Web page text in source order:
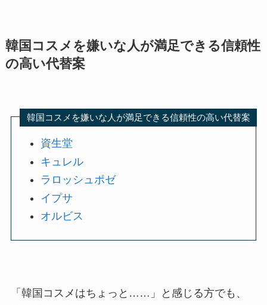
韓国コスメを嫌いな人が満足できる信頼性
の高い代替案
韓国コスメを嫌いな人が満足できる信頼性の高い代替案
資生堂
キュレル
ラロッシュポゼ
イプサ
オルビス
「韓国コスメはちょっと……」と感じる方でも、